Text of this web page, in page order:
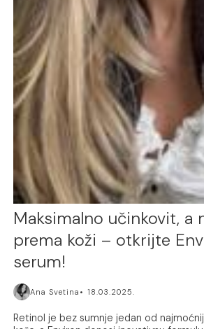
Maksimalno učinkovit, a
prema koži – otkrijte
serum!
Ana Svetina 18.03.2025.
Retinol je bez sumnje jedan od